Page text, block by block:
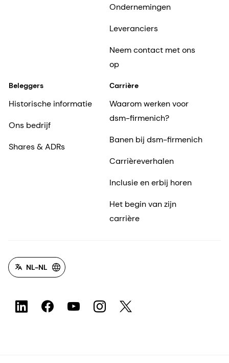
Ondernemingen
Leveranciers
Neem contact met ons
op
Beleggers
Historische informatie
Ons bedrijf
Shares & ADRs
Carrière
Waarom werken voor
dsm-firmenich?
Banen bij dsm-firmenich
Carrièreverhalen
Inclusie en erbij horen
Het begin van zijn
carrière
NL-NL